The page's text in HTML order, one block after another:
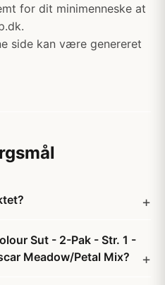
for dit minimenneske at
side kan være genereret
Sut - 2-Pak - Str. 1 -
Meadow/Petal Mix?